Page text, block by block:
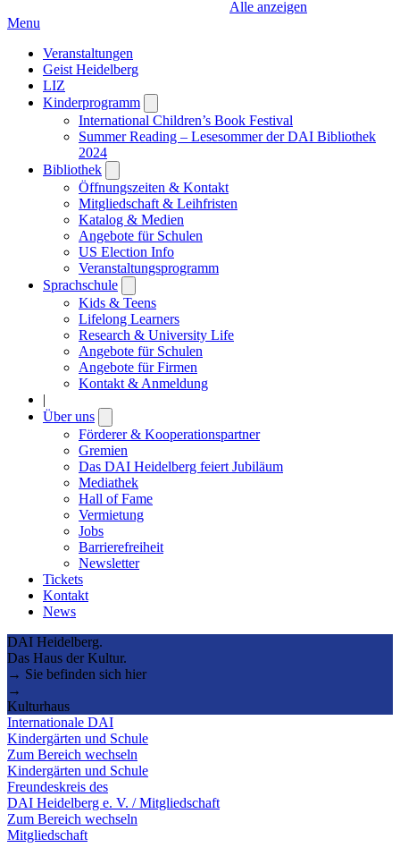
Alle anzeigen
Menu
Veranstaltungen
Geist Heidelberg
LIZ
Kinderprogramm
submenu
International Children’s Book Festival
Summer Reading – Lesesommer der DAI Bibliothek
2024
Bibliothek
submenu
Öffnungszeiten & Kontakt
Mitgliedschaft & Leihfristen
Katalog & Medien
Angebote für Schulen
US Election Info
Veranstaltungsprogramm
Sprachschule
submenu
Kids & Teens
Lifelong Learners
Research & University Life
Angebote für Schulen
Angebote für Firmen
Kontakt & Anmeldung
|
Über uns
submenu
Förderer & Kooperationspartner
Gremien
Das DAI Heidelberg feiert Jubiläum
Mediathek
Hall of Fame
Vermietung
Jobs
Barrierefreiheit
Newsletter
Tickets
Kontakt
News
DAI Heidelberg.
Das Haus der Kultur.
→ Sie befinden sich hier
→
Kulturhaus
Internationale DAI
Kindergärten und Schule
Zum Bereich wechseln
Kindergärten und Schule
Freundeskreis des
DAI Heidelberg e. V. / Mitgliedschaft
Zum Bereich wechseln
Mitgliedschaft